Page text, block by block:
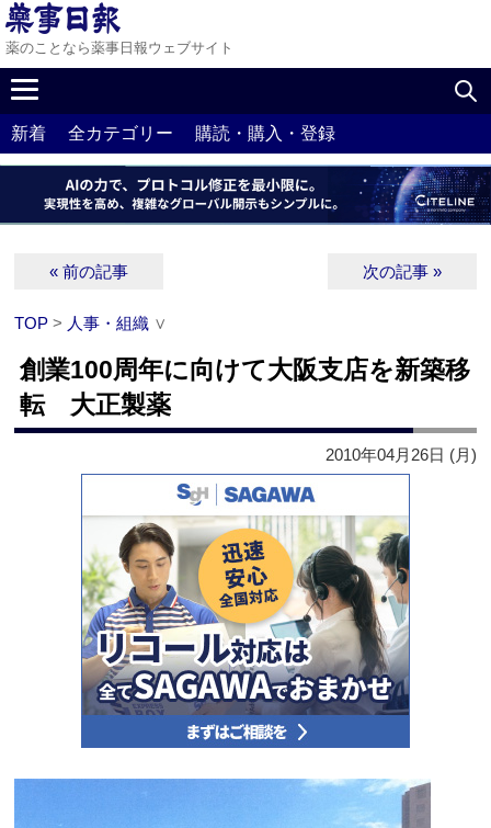
薬のことなら薬事日報ウェブサイト
新着 全カテゴリー 購読・購入・登録
« 前の記事 次の記事 »
TOP > 人事・組織 ∨
創業100周年に向けて大阪支店を新築移
転 大正製薬
2010年04月26日 (月)